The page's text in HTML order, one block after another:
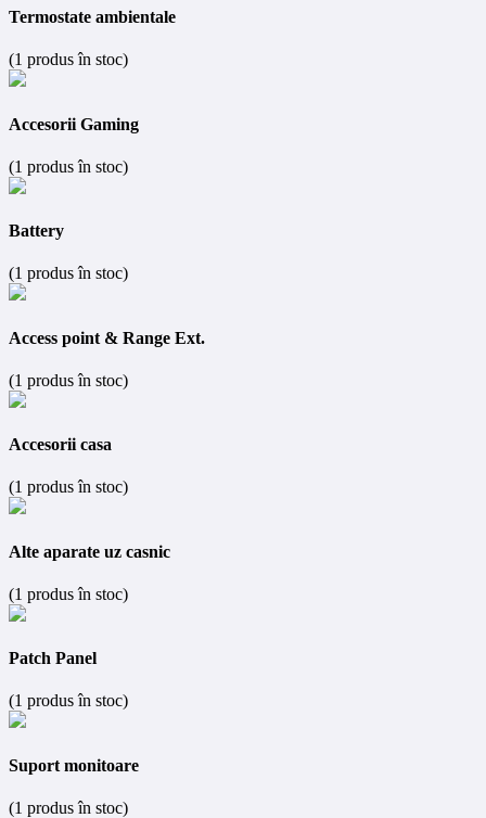
Termostate ambientale
(1 produs în stoc)
Accesorii Gaming
(1 produs în stoc)
Battery
(1 produs în stoc)
Access point & Range Ext.
(1 produs în stoc)
Accesorii casa
(1 produs în stoc)
Alte aparate uz casnic
(1 produs în stoc)
Patch Panel
(1 produs în stoc)
Suport monitoare
(1 produs în stoc)